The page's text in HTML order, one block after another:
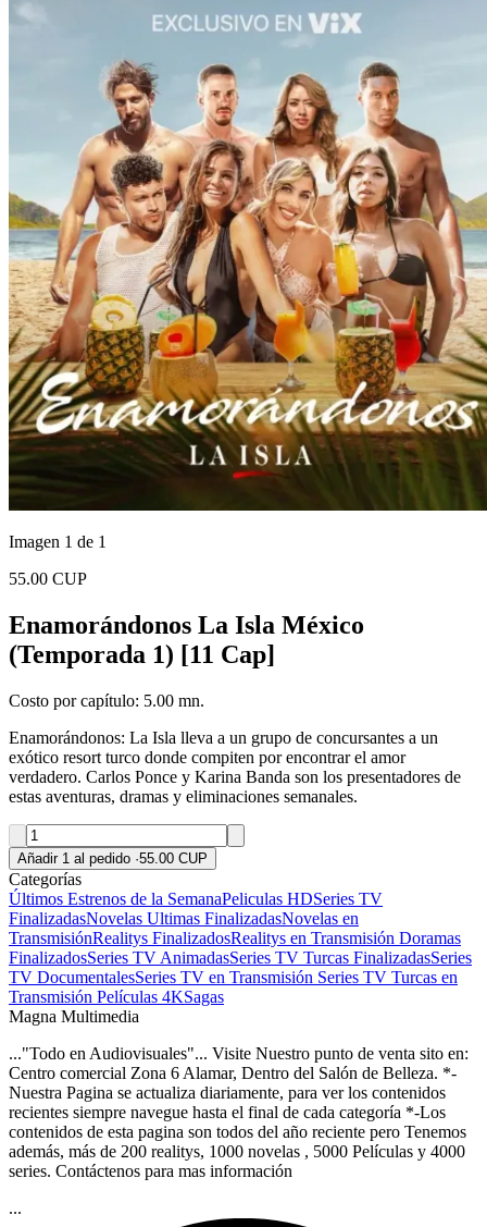
Imagen 1 de 1
55.00 CUP
Enamorándonos La Isla México
(Temporada 1) [11 Cap]
Costo por capítulo: 5.00 mn.
Enamorándonos: La Isla lleva a un grupo de concursantes a un
exótico resort turco donde compiten por encontrar el amor
verdadero. Carlos Ponce y Karina Banda son los presentadores de
estas aventuras, dramas y eliminaciones semanales.
Añadir 1 al pedido ·55.00 CUP
Categorías
Últimos Estrenos de la SemanaPeliculas HDSeries TV
FinalizadasNovelas Ultimas FinalizadasNovelas en
TransmisiónRealitys FinalizadosRealitys en Transmisión Doramas
FinalizadosSeries TV AnimadasSeries TV Turcas FinalizadasSeries
TV DocumentalesSeries TV en Transmisión Series TV Turcas en
Transmisión Películas 4KSagas
Magna Multimedia
..."Todo en Audiovisuales"... Visite Nuestro punto de venta sito en:
Centro comercial Zona 6 Alamar, Dentro del Salón de Belleza. *-
Nuestra Pagina se actualiza diariamente, para ver los contenidos
recientes siempre navegue hasta el final de cada categoría *-Los
contenidos de esta pagina son todos del año reciente pero Tenemos
además, más de 200 realitys, 1000 novelas , 5000 Películas y 4000
series. Contáctenos para mas información
...